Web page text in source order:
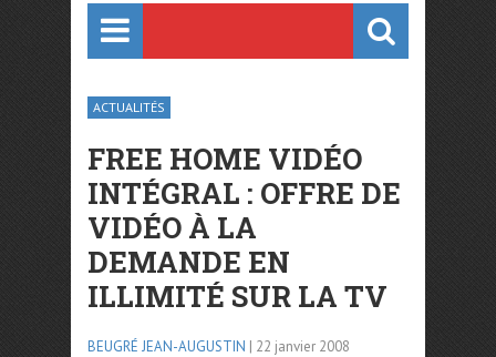
ACTUALITÉS
FREE HOME VIDÉO
INTÉGRAL : OFFRE DE
VIDÉO À LA
DEMANDE EN
ILLIMITÉ SUR LA TV
BEUGRÉ JEAN-AUGUSTIN | 22 janvier 2008